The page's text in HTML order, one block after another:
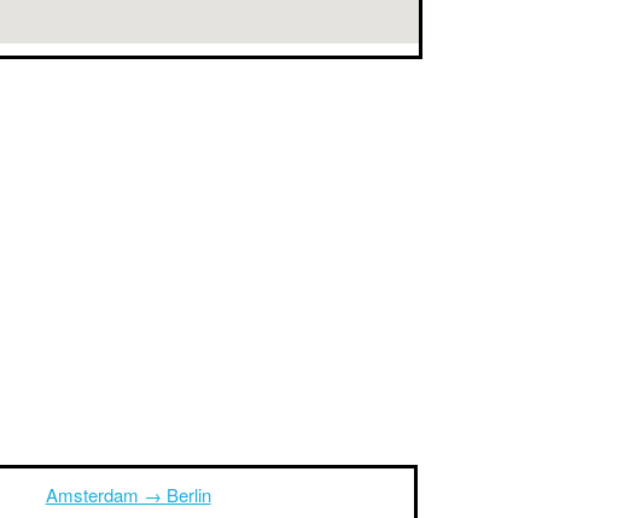
Amsterdam → Berlin